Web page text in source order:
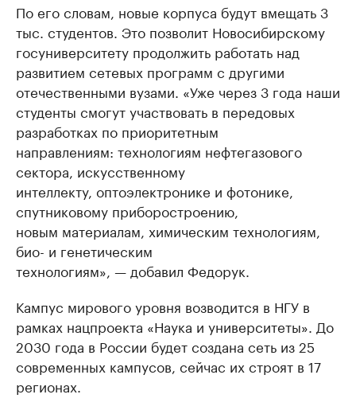
По его словам, новые корпуса будут вмещать 3
тыс. студентов. Это позволит Новосибирскому
госуниверситету продолжить работать над
развитием сетевых программ с другими
отечественными вузами. «Уже через 3 года наши
студенты смогут участвовать в передовых
разработках по приоритетным
направлениям: технологиям нефтегазового
сектора, искусственному
интеллекту, оптоэлектронике и фотонике,
спутниковому приборостроению,
новым материалам, химическим технологиям,
био- и генетическим
технологиям», — добавил Федорук.
Кампус мирового уровня возводится в НГУ в
рамках нацпроекта «Наука и университеты». До
2030 года в России будет создана сеть из 25
современных кампусов, сейчас их строят в 17
регионах.